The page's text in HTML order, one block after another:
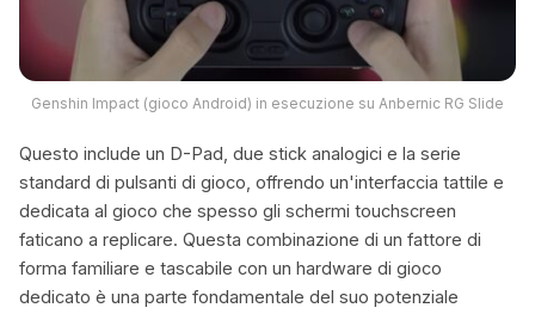
Genshin Impact (gioco Android) in esecuzione su Anbernic RG Slide
Questo include un D-Pad, due stick analogici e la serie
standard di pulsanti di gioco, offrendo un'interfaccia tattile e
dedicata al gioco che spesso gli schermi touchscreen
faticano a replicare. Questa combinazione di un fattore di
forma familiare e tascabile con un hardware di gioco
dedicato è una parte fondamentale del suo potenziale